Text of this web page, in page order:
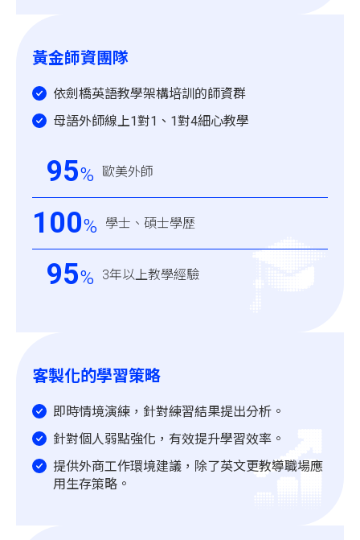
黃金師資團隊
依劍橋英語教學架構培訓的師資群
母語外師線上1對1、1對4細心教學
95% 歐美外師
100% 學士、碩士學歷
95% 3年以上教學經驗
客製化的學習策略
即時情境演練，針對練習結果提出分析。
針對個人弱點強化，有效提升學習效率。
提供外商工作環境建議，除了英文更教導職場應
用生存策略。